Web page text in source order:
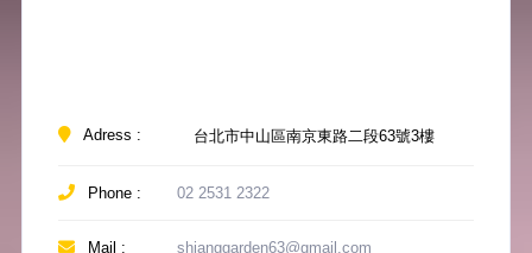
Adress : 台北市中山區南京東路二段63號3樓
Phone : 02 2531 2322
Mail : shianggarden63@gmail.com